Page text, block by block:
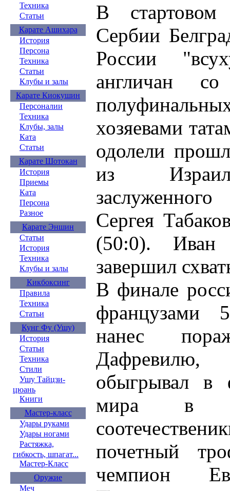
Техника
Статьи
Карате Ашихара
История
Персона
Техника
Статьи
Клубы и залы
Карате Киокушин
Персоналии
Техника
Клубы, залы
Ката
Статьи
Карате Шотокан
История
Приемы
Ката
Персона
Разное
Карате Эншин
Статьи
История
Техника
Клубы и залы
Кикбоксинг
Правила
Техника
Статьи
Кунг Фу (Ушу)
История
Статьи
Техника
Стили
Ушу Тайцзи-
цюань
Книги
Мастер-класс
Удары руками
Удары ногами
Растяжка,
гибкость, шпагат...
Мастер-Класс
Оружие
Меч
В
Сербии
России
англичан
хозяевами
одолели
из
Сергея
(50:0).
завершил
В финале
французами
нанес
обыгрывал в
мира в
почетный
чемпион